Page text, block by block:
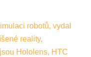
robotů, vydal
reality,
Hololens, HTC